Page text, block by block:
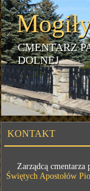
CMENTARZ
DOLNEJ
KONTAKT
Zarządcą
Świętych Apostołów